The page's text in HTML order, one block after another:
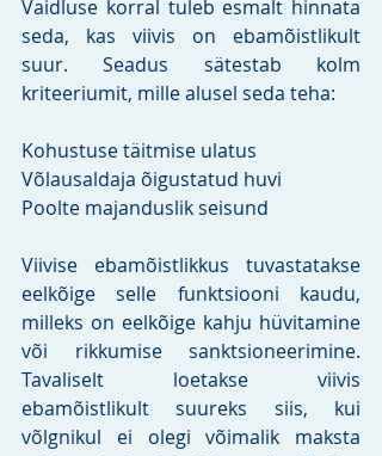
Vaidluse korral tuleb esmalt hinnata
seda, kas viivis on ebamõistlikult
suur. Seadus sätestab kolm
kriteeriumit, mille alusel seda teha:
Kohustuse täitmise ulatus
Võlausaldaja õigustatud huvi
Poolte majanduslik seisund
Viivise ebamõistlikkus tuvastatakse
eelkõige selle funktsiooni kaudu,
milleks on eelkõige kahju hüvitamine
või rikkumise sanktsioneerimine.
Tavaliselt loetakse viivis
ebamõistlikult suureks siis, kui
võlgnikul ei olegi võimalik maksta